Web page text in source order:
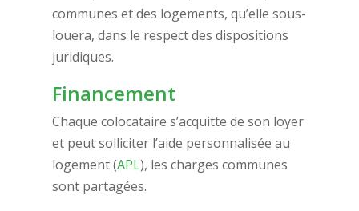
communes et des logements, qu’elle sous-
louera, dans le respect des dispositions
juridiques.
Financement
Chaque colocataire s’acquitte de son loyer
et peut solliciter l’aide personnalisée au
logement(APL), les charges communes
sont partagées.